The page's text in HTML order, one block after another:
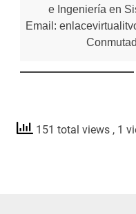
e Ingeniería en
Email:
151 total views , 1